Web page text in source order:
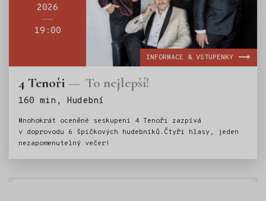
2026
19:00
4 Tenoři To nejlepší!
160 min, Hudební
Mnohokrát oceněné seskupení 4 Tenoři zazpívá
v doprovodu 6 špičkových hudebníků.Čtyři hlasy, jeden
nezapomenutelný večer!
INFORMACE & VSTUPENKY